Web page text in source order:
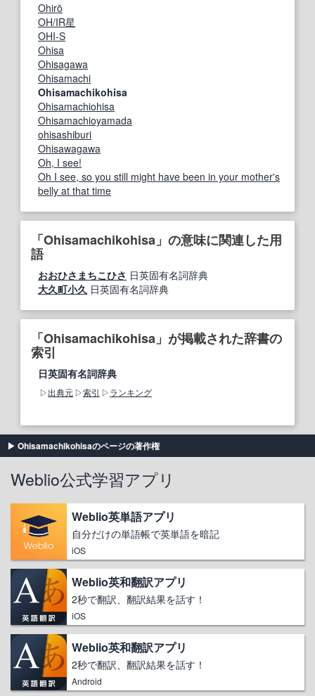
Ohirō
OH/IR星
OHI-S
Ohisa
Ohisagawa
Ohisamachi
Ohisamachikohisa
Ohisamachiohisa
Ohisamachioyamada
ohisashiburi
Ohisawagawa
Oh, I see!
Oh I see, so you still might have been in your mother's
belly at that time
「Ohisamachikohisa」の意味に関連した用
語
おおひさまちこひさ 日英固有名詞辞典
大久町小久 日英固有名詞辞典
「Ohisamachikohisa」が掲載された辞書の
索引
日英固有名詞辞典
出典元 索引 ランキング
Ohisamachikohisaのページの著作権
Weblio公式学習アプリ
Weblio英単語アプリ
自分だけの単語帳で英単語を暗記
iOS
Weblio英和翻訳アプリ
2秒で翻訳、翻訳結果を話す！
iOS
Weblio英和翻訳アプリ
2秒で翻訳、翻訳結果を話す！
Android